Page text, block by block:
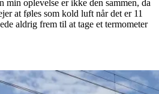
min oplevelse er ikke den sammen, da
at føles som kold luft når det er 11
aldrig frem til at tage et termometer